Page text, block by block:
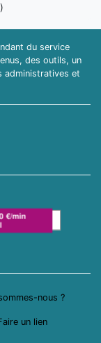
du service
des outils, un
administratives et
nous ?
un lien